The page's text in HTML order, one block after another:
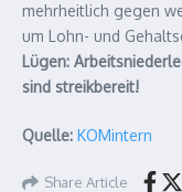
mehrheitlich gegen
um Lohn- und
Lügen:
sind streikbereit!
Quelle: KOMintern
Share Article